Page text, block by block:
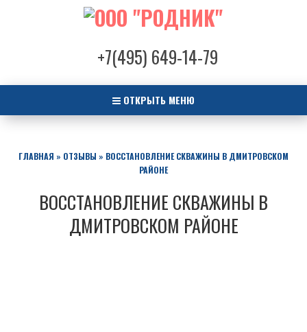
+7(495) 649-14-79
ОТКРЫТЬ МЕНЮ
ГЛАВНАЯ » ОТЗЫВЫ » ВОССТАНОВЛЕНИЕ СКВАЖИНЫ В ДМИТРОВСКОМ
РАЙОНЕ
ВОССТАНОВЛЕНИЕ СКВАЖИНЫ В
ДМИТРОВСКОМ РАЙОНЕ